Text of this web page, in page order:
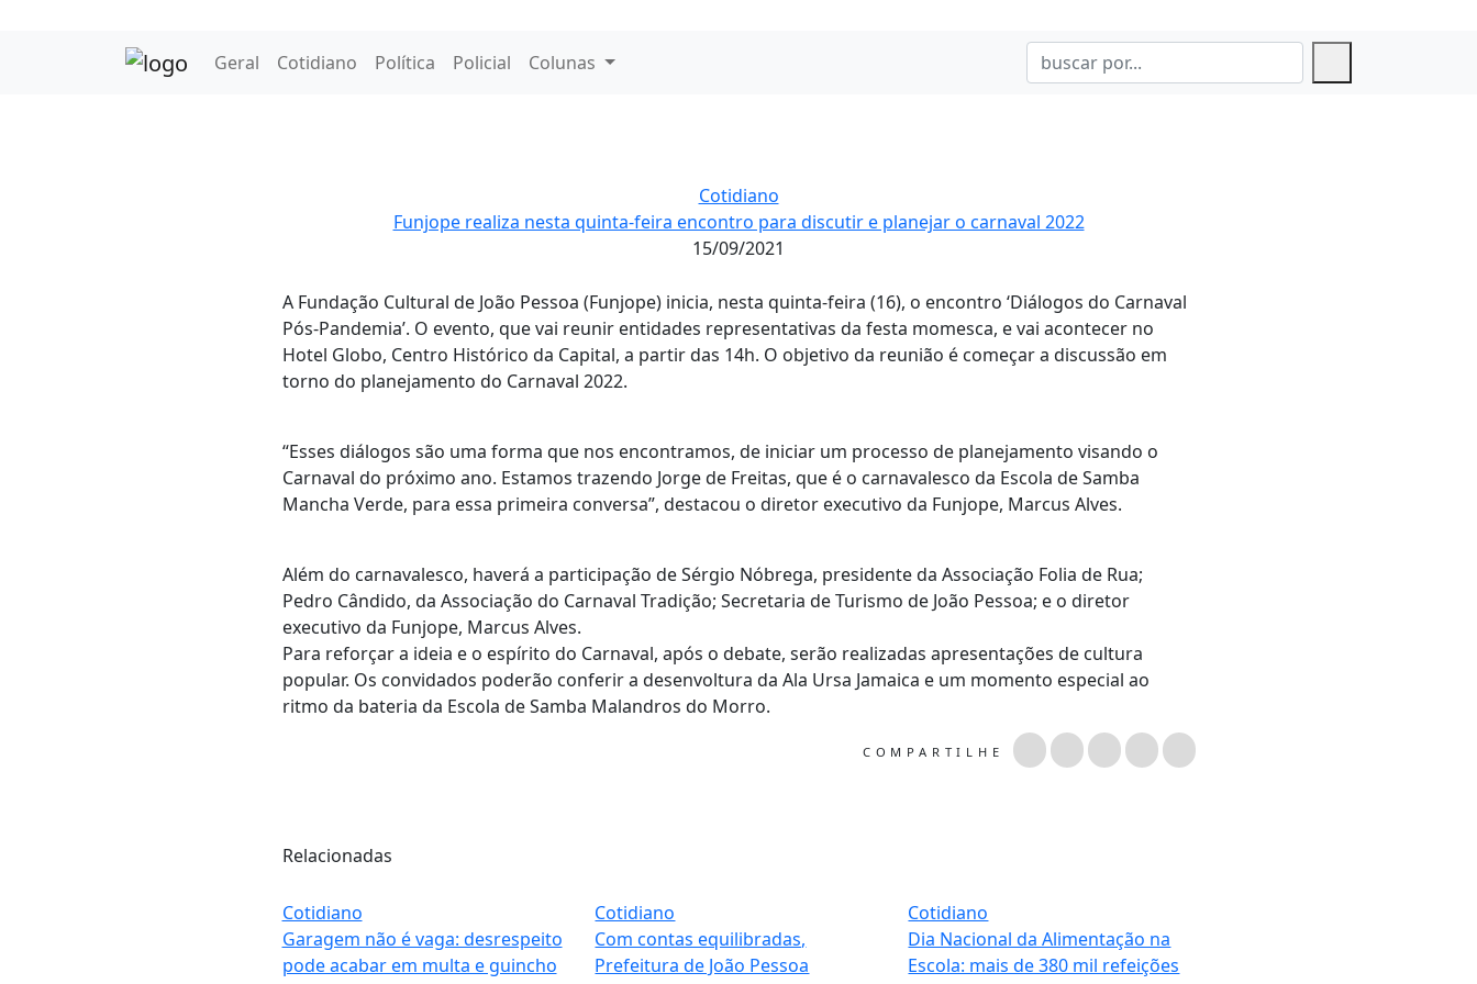
Geral Cotidiano Política Policial Colunas
Cotidiano
Funjope realiza nesta quinta-feira encontro para discutir e planejar o carnaval 2022
15/09/2021
A Fundação Cultural de João Pessoa (Funjope) inicia, nesta quinta-feira (16), o encontro ‘Diálogos do Carnaval
Pós-Pandemia’. O evento, que vai reunir entidades representativas da festa momesca, e vai acontecer no
Hotel Globo, Centro Histórico da Capital, a partir das 14h. O objetivo da reunião é começar a discussão em
torno do planejamento do Carnaval 2022.
“Esses diálogos são uma forma que nos encontramos, de iniciar um processo de planejamento visando o
Carnaval do próximo ano. Estamos trazendo Jorge de Freitas, que é o carnavalesco da Escola de Samba
Mancha Verde, para essa primeira conversa”, destacou o diretor executivo da Funjope, Marcus Alves.
Além do carnavalesco, haverá a participação de Sérgio Nóbrega, presidente da Associação Folia de Rua;
Pedro Cândido, da Associação do Carnaval Tradição; Secretaria de Turismo de João Pessoa; e o diretor
executivo da Funjope, Marcus Alves.
Para reforçar a ideia e o espírito do Carnaval, após o debate, serão realizadas apresentações de cultura
popular. Os convidados poderão conferir a desenvoltura da Ala Ursa Jamaica e um momento especial ao
ritmo da bateria da Escola de Samba Malandros do Morro.
COMPARTILHE
Relacionadas
Cotidiano
Garagem não é vaga: desrespeito
pode acabar em multa e guincho
Cotidiano
Com contas equilibradas,
Prefeitura de João Pessoa
Cotidiano
Dia Nacional da Alimentação na
Escola: mais de 380 mil refeições